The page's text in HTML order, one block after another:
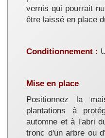
vernis qui pourrait
être laissé en place
Conditionnement :
Mise en place
Positionnez la
plantations à
automne et à l'abri
tronc d'un arbre ou